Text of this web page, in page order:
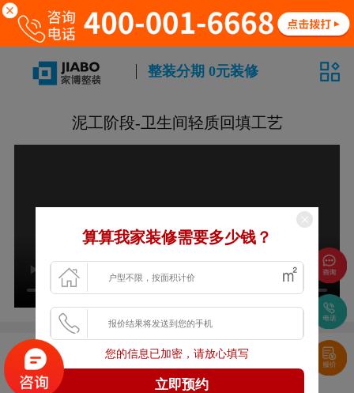
整装分期 0元装修
泥工阶段-卫生间轻质回填工艺
上一篇： 泥工阶段-卫生间防水工艺
下一篇： 油漆阶段-如何解决顶面做墙漆凹凸不平问题1
算算我家装修需要多少钱？
您的信息已加密，请放心填写